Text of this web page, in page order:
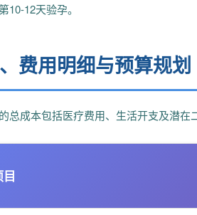
10-12天验孕。
费用明细与预算规划
总成本包括医疗费用、生活开支及潜在